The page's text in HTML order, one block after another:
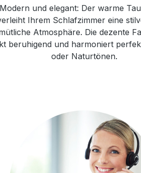
Modern und elegant: Der warme
Ihrem Schlafzimmer eine
Atmosphäre. Die dezente
beruhigend und harmoniert
oder Naturtönen.